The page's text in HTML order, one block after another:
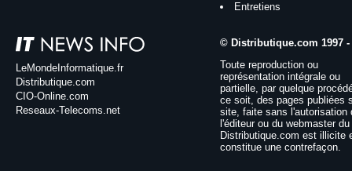
Entretiens
LeMondeInformatique.fr
Distributique.com
CIO-Online.com
Reseaux-Telecoms.net
© Distributique.com 1997 -
Toute reproduction ou
représentation intégrale ou
partielle, par quelque
ce soit, des pages publiées
site, faite sans l'autorisation
l'éditeur ou du webmaster
Distributique.com est illicite
constitue une contrefaçon.